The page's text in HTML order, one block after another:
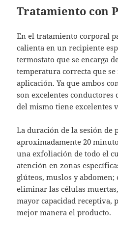
Tratamiento con
En el tratamiento corporal
calienta en un recipiente
termostato que se encarga
temperatura correcta que se
aplicación. Ya que ambos
son excelentes conductores
del mismo tiene excelentes
La duración de la sesión de
aproximadamente 20
una exfoliación de todo el
atención en zonas
glúteos, muslos y
eliminar las células
mayor capacidad receptiva,
mejor manera el producto.